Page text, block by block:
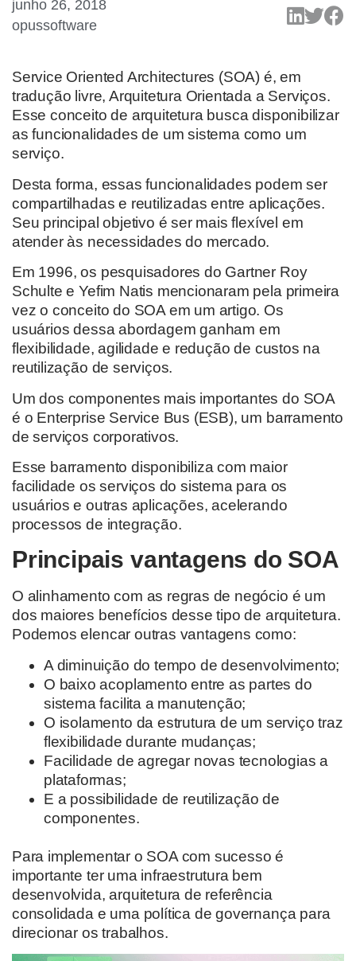
junho 26, 2018
opussoftware
Service Oriented Architectures (SOA) é, em
tradução livre, Arquitetura Orientada a Serviços.
Esse conceito de arquitetura busca disponibilizar
as funcionalidades de um sistema como um
serviço.
Desta forma, essas funcionalidades podem ser
compartilhadas e reutilizadas entre aplicações.
Seu principal objetivo é ser mais flexível em
atender às necessidades do mercado.
Em 1996, os pesquisadores do Gartner Roy
Schulte e Yefim Natis mencionaram pela primeira
vez o conceito do SOA em um artigo. Os
usuários dessa abordagem ganham em
flexibilidade, agilidade e redução de custos na
reutilização de serviços.
Um dos componentes mais importantes do SOA
é o Enterprise Service Bus (ESB), um barramento
de serviços corporativos.
Esse barramento disponibiliza com maior
facilidade os serviços do sistema para os
usuários e outras aplicações, acelerando
processos de integração.
Principais vantagens do SOA
O alinhamento com as regras de negócio é um
dos maiores benefícios desse tipo de arquitetura.
Podemos elencar outras vantagens como:
A diminuição do tempo de desenvolvimento;
O baixo acoplamento entre as partes do
sistema facilita a manutenção;
O isolamento da estrutura de um serviço traz
flexibilidade durante mudanças;
Facilidade de agregar novas tecnologias a
plataformas;
E a possibilidade de reutilização de
componentes.
Para implementar o SOA com sucesso é
importante ter uma infraestrutura bem
desenvolvida, arquitetura de referência
consolidada e uma política de governança para
direcionar os trabalhos.